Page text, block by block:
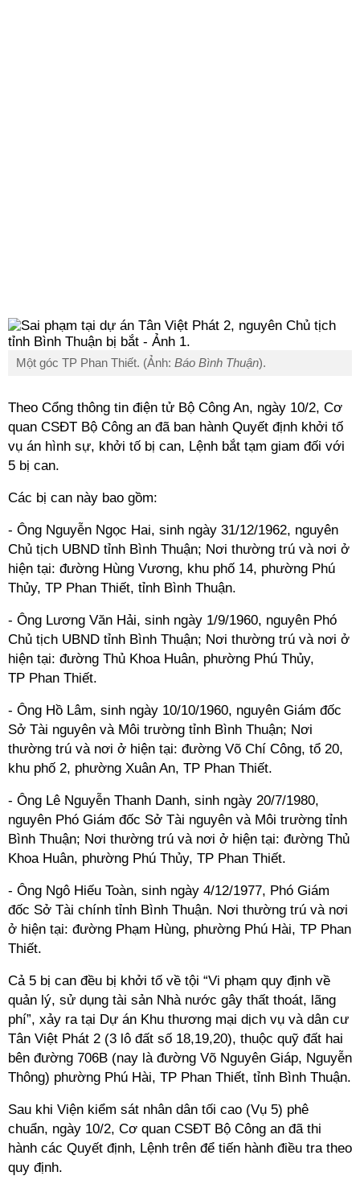
Một góc TP Phan Thiết. (Ảnh: Báo Bình Thuận).
Theo Cổng thông tin điện tử Bộ Công An, ngày 10/2, Cơ
quan CSĐT Bộ Công an đã ban hành Quyết định khởi tố
vụ án hình sự, khởi tố bị can, Lệnh bắt tạm giam đối với
5 bị can.
Các bị can này bao gồm:
- Ông Nguyễn Ngọc Hai, sinh ngày 31/12/1962, nguyên
Chủ tịch UBND tỉnh Bình Thuận; Nơi thường trú và nơi ở
hiện tại: đường Hùng Vương, khu phố 14, phường Phú
Thủy, TP Phan Thiết, tỉnh Bình Thuận.
- Ông Lương Văn Hải, sinh ngày 1/9/1960, nguyên Phó
Chủ tịch UBND tỉnh Bình Thuận; Nơi thường trú và nơi ở
hiện tại: đường Thủ Khoa Huân, phường Phú Thủy,
TP Phan Thiết.
- Ông Hồ Lâm, sinh ngày 10/10/1960, nguyên Giám đốc
Sở Tài nguyên và Môi trường tỉnh Bình Thuận; Nơi
thường trú và nơi ở hiện tại: đường Võ Chí Công, tổ 20,
khu phố 2, phường Xuân An, TP Phan Thiết.
- Ông Lê Nguyễn Thanh Danh, sinh ngày 20/7/1980,
nguyên Phó Giám đốc Sở Tài nguyên và Môi trường tỉnh
Bình Thuận; Nơi thường trú và nơi ở hiện tại: đường Thủ
Khoa Huân, phường Phú Thủy, TP Phan Thiết.
- Ông Ngô Hiếu Toàn, sinh ngày 4/12/1977, Phó Giám
đốc Sở Tài chính tỉnh Bình Thuận. Nơi thường trú và nơi
ở hiện tại: đường Phạm Hùng, phường Phú Hài, TP Phan
Thiết.
Cả 5 bị can đều bị khởi tố về tội “Vi phạm quy định về
quản lý, sử dụng tài sản Nhà nước gây thất thoát, lãng
phí”, xảy ra tại Dự án Khu thương mại dịch vụ và dân cư
Tân Việt Phát 2 (3 lô đất số 18,19,20), thuộc quỹ đất hai
bên đường 706B (nay là đường Võ Nguyên Giáp, Nguyễn
Thông) phường Phú Hài, TP Phan Thiết, tỉnh Bình Thuận.
Sau khi Viện kiểm sát nhân dân tối cao (Vụ 5) phê
chuẩn, ngày 10/2, Cơ quan CSĐT Bộ Công an đã thi
hành các Quyết định, Lệnh trên để tiến hành điều tra theo
quy định.